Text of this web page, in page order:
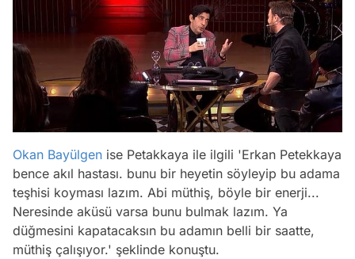
Okan Bayülgen ise Petakkaya ile ilgili 'Erkan Petekkaya
bence akıl hastası. bunu bir heyetin söyleyip bu adama
teşhisi koyması lazım. Abi müthiş, böyle bir enerji...
Neresinde aküsü varsa bunu bulmak lazım. Ya
düğmesini kapatacaksın bu adamın belli bir saatte,
müthiş çalışıyor.' şeklinde konuştu.